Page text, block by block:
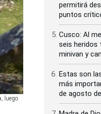
luego
permitirá
puntos
Cusco: Al
seis heridos
minivan y
Estas son
más
de agosto